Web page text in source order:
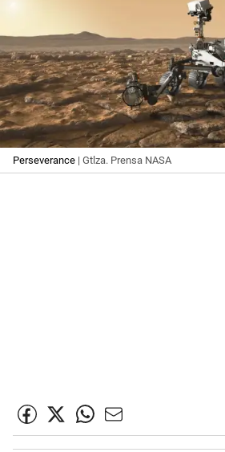
Perseverance | Gtlza. Prensa NASA